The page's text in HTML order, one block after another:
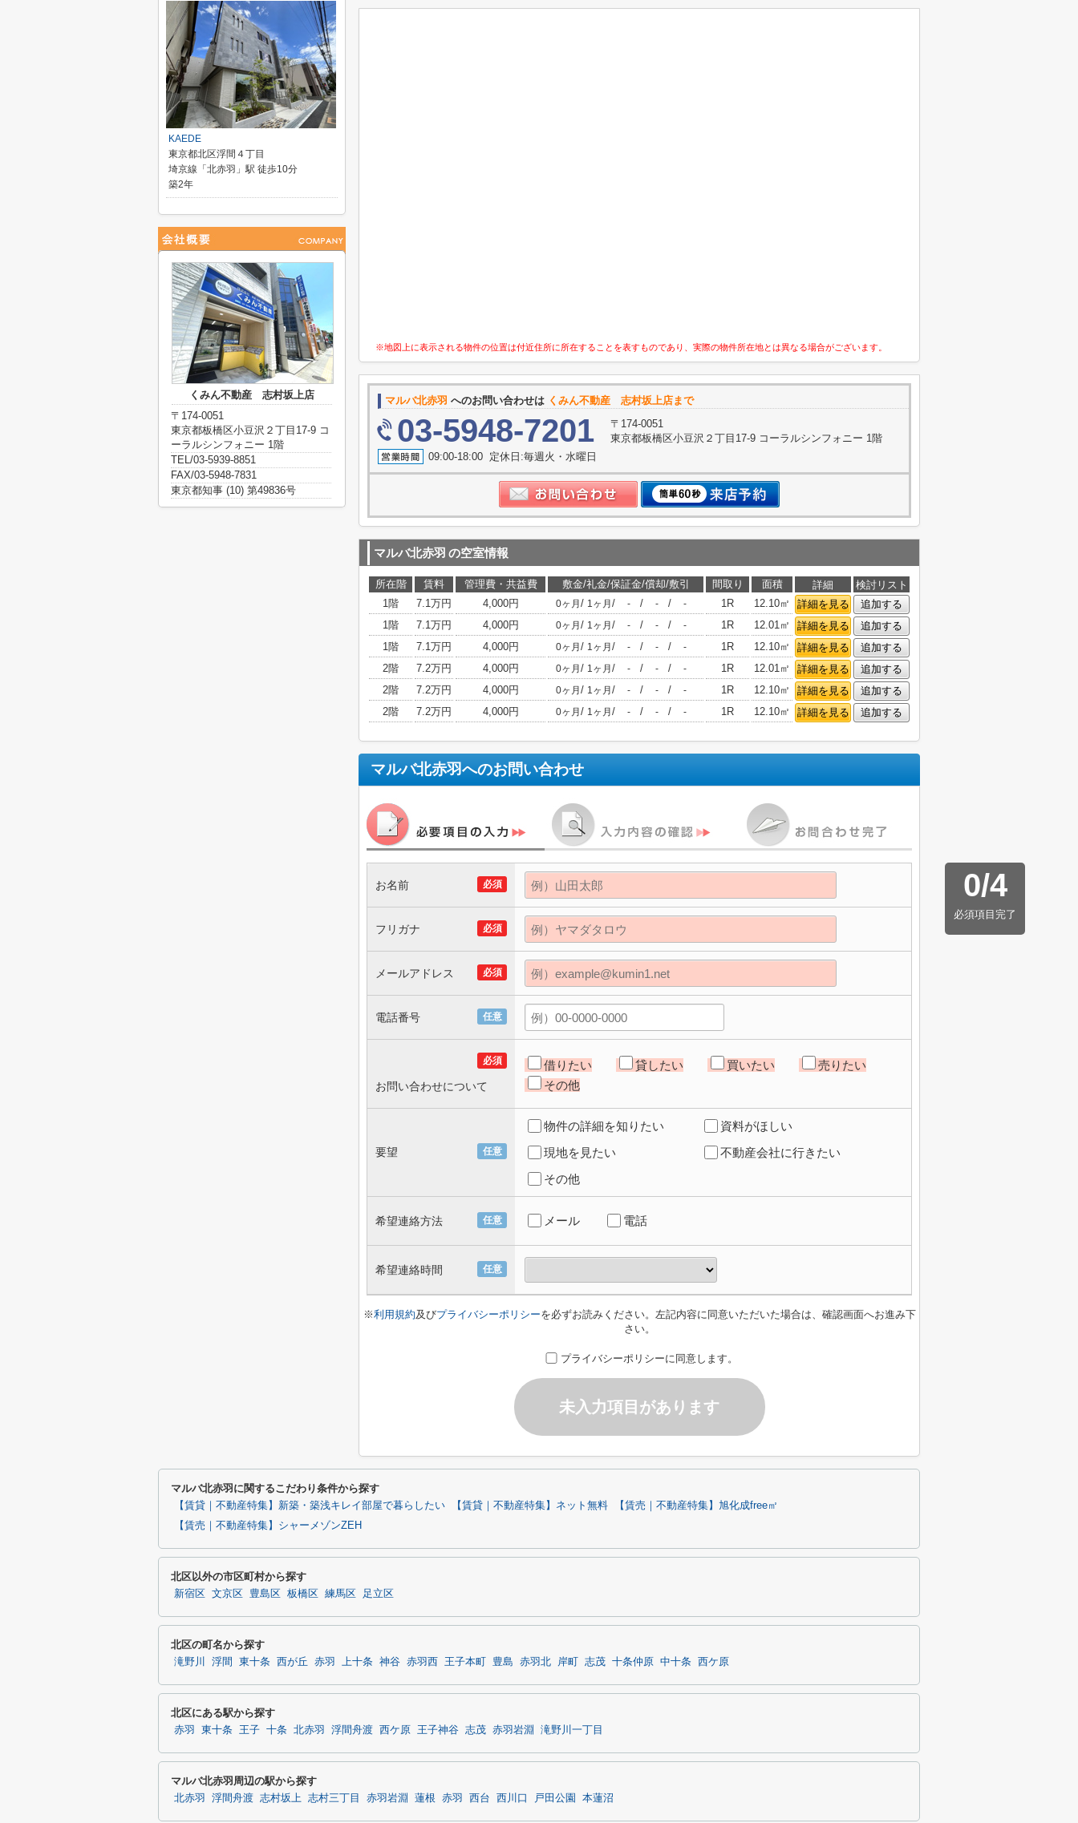
※地図上に表示される物件の位置は付近住所に所在することを表すものであり、実際の物件所在地とは異なる場合がございます。
マルバ北赤羽 へのお問い合わせは くみん不動産 志村坂上店まで
03-5948-7201
〒174-0051
東京都板橋区小豆沢２丁目17-9 コーラルシンフォニー 1階
09:00-18:00 定休日:毎週火・水曜日
マルバ北赤羽 の空室情報
所在階 賃料 管理費・共益費 敷金/礼金/保証金/償却/敷引 間取り 面積 詳細
検討リスト
1階
7.1万円 4,000円 0ヶ月 / 1ヶ月 / - / - / - 1R 12.10㎡ 詳細を見る
追加する
1階
7.1万円 4,000円 0ヶ月 / 1ヶ月 / - / - / - 1R 12.01㎡ 詳細を見る
追加する
1階
7.1万円 4,000円 0ヶ月 / 1ヶ月 / - / - / - 1R 12.10㎡ 詳細を見る
追加する
2階
7.2万円 4,000円 0ヶ月 / 1ヶ月 / - / - / - 1R 12.01㎡ 詳細を見る
追加する
2階
7.2万円 4,000円 0ヶ月 / 1ヶ月 / - / - / - 1R 12.10㎡ 詳細を見る
追加する
2階
7.2万円 4,000円 0ヶ月 / 1ヶ月 / - / - / - 1R 12.10㎡ 詳細を見る 追加する
マルバ北赤羽へのお問い合わせ
0/4
必須項目完了
必須
お名前
必須
フリガナ
必須
メールアドレス
任意
電話番号
必須
お問い合わせについて
借りたい 貸したい 買いたい
売りたい
その他
任意
要望
物件の詳細を知りたい
資料がほしい
現地を見たい
不動産会社に行きたい
その他
任意
希望連絡方法 メール 電話
任意
希望連絡時間
※利用規約及びプライバシーポリシーを必ずお読みください。左記内容に同意いただいた場合は、確認画面へお進み下
さい。
プライバシーポリシーに同意します。
未入力項目があります
KAEDE
東京都北区浮間４丁目
埼京線「北赤羽」駅 徒歩10分
築2年
くみん不動産 志村坂上店
〒174-0051
東京都板橋区小豆沢２丁目17-9 コ
ーラルシンフォニー 1階
TEL/03-5939-8851
FAX/03-5948-7831
東京都知事 (10) 第49836号
マルバ北赤羽に関するこだわり条件から探す
【賃貸｜不動産特集】新築・築浅キレイ部屋で暮らしたい 【賃貸｜不動産特集】ネット無料
【賃売｜不動産特集】旭化成free㎡
【賃売｜不動産特集】シャーメゾンZEH
北区以外の市区町村から探す
新宿区 文京区 豊島区 板橋区 練馬区 足立区
北区の町名から探す
滝野川 浮間 東十条 西が丘 赤羽 上十条 神谷 赤羽西 王子本町 豊島 赤羽北 岸町 志茂 十条仲原 中十条 西ケ原
北区にある駅から探す
赤羽 東十条 王子 十条 北赤羽 浮間舟渡 西ケ原 王子神谷 志茂 赤羽岩淵 滝野川一丁目
マルバ北赤羽周辺の駅から探す
北赤羽 浮間舟渡 志村坂上 志村三丁目 赤羽岩淵 蓮根 赤羽 西台 西川口 戸田公園 本蓮沼